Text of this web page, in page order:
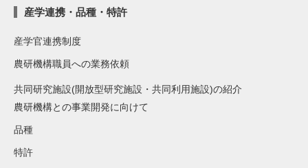
産学連携・品種・特許
産学官連携制度
農研機構職員への業務依頼
共同研究施設(開放型研究施設・共同利用施設)の紹介
農研機構との事業開発に向けて
品種
特許